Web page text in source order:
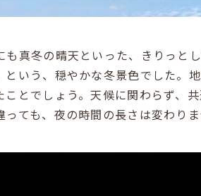
真冬の晴天といった、きりっと
いう、穏やかな冬景色でした。
とでしょう。天候に関わらず、
ても、夜の時間の長さは変わりま